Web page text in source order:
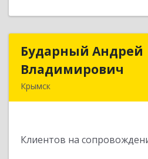
Бударный Андрей
Владимирович
Крымск
Клиентов на